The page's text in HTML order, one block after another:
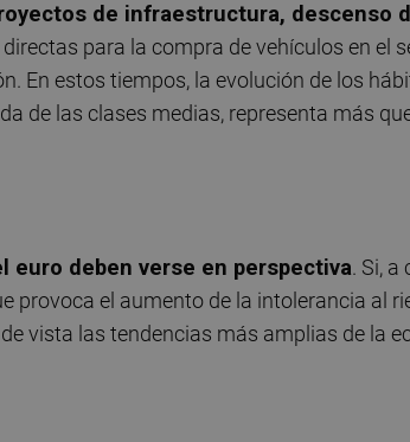
de infraestructura, descenso
directas para la compra de vehículos en el
En estos tiempos, la evolución de los
de las clases medias, representa más
euro deben verse en perspectiva. Si, a
provoca el aumento de la intolerancia al
vista las tendencias más amplias de la